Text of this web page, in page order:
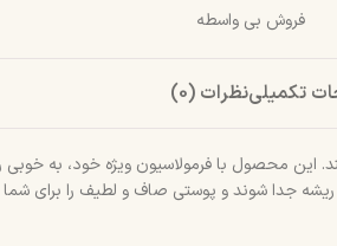
فروش بی واسطه
تکمیلینظرات (0)
محصول با فرمولاسیون ویژه خود، به
شوند و پوستی صاف و لطیف را برای شما به